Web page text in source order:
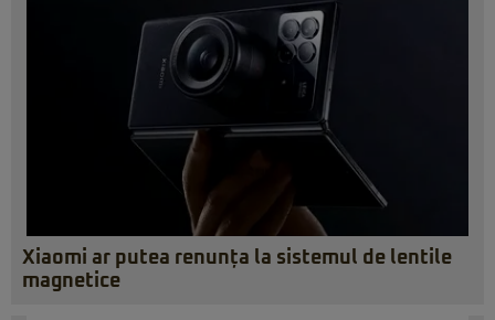
Xiaomi ar putea renunța la sistemul de lentile
magnetice